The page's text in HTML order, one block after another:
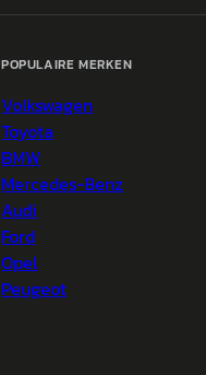
POPULAIRE MERKEN
Volkswagen
Toyota
BMW
Mercedes-Benz
Audi
Ford
Opel
Peugeot